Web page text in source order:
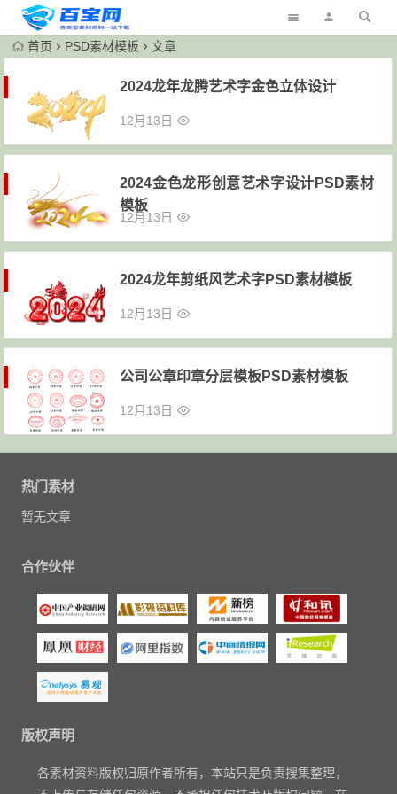
首页 PSD素材模板 文章
2024龙年龙腾艺术字金色立体设计
12月13日
2024金色龙形创意艺术字设计PSD素材
模板
12月13日
2024龙年剪纸风艺术字PSD素材模板
12月13日
公司公章印章分层模板PSD素材模板
12月13日
热门素材
暂无文章
合作伙伴
版权声明
各素材资料版权归原作者所有，本站只是负责搜集整理，